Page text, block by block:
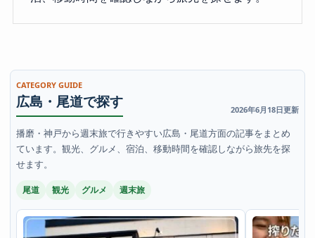
CATEGORY GUIDE
広島・尾道で探す 2026年6月18日更新
播磨・神戸から週末旅で行きやすい広島・尾道方面の記事をまとめ
ています。観光、グルメ、宿泊、移動時間を確認しながら旅先を探
せます。
尾道 観光 グルメ 週末旅